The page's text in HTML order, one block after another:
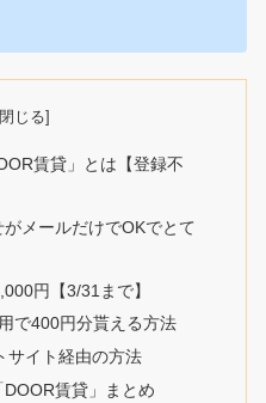
賃貸」とは【登録不
メールだけでOKでとて
円【3/31まで】
で400円分貰える方法
サイト経由の方法
賃貸」まとめ